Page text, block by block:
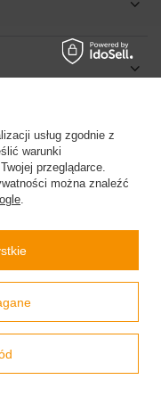
(z VAT).
kraju:Polska.
usług zgodnie z
warunki
przeglądarce.
można znaleźć
.